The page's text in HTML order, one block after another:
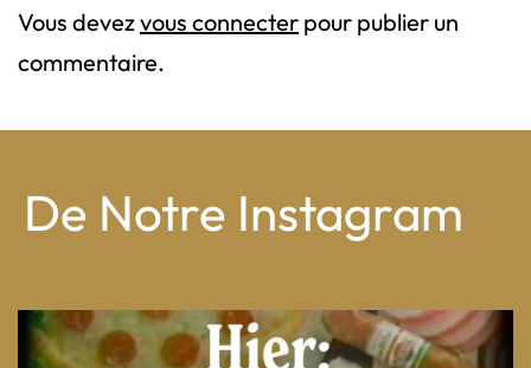
Vous devezvous connecter pour publier un
commentaire.
De Notre Instagram
From wood-paneled basements to candlelit condo...